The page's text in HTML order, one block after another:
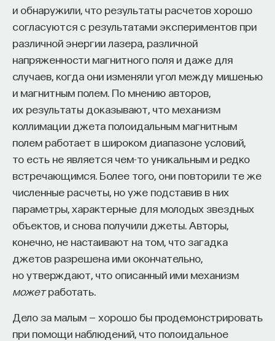
и обнаружили, что результаты расчетов хорошо
согласуются с результатами экспериментов при
различной энергии лазера, различной
напряженности магнитного поля и даже для
случаев, когда они изменяли угол между мишенью
и магнитным полем. По мнению авторов,
их результаты доказывают, что механизм
коллимации джета полоидальным магнитным
полем работает в широком диапазоне условий,
то есть не является чем-то уникальным и редко
встречающимся. Более того, они повторили те же
численные расчеты, но уже подставив в них
параметры, характерные для молодых звездных
объектов, и снова получили джеты. Авторы,
конечно, не настаивают на том, что загадка
джетов разрешена ими окончательно,
но утверждают, что описанный ими механизм
можетработать.
Дело за малым — хорошо бы продемонстрировать
при помощи наблюдений, что полоидальное
Что такое партнёрский материал?
Внеси свой вклад в дело
просвещения!